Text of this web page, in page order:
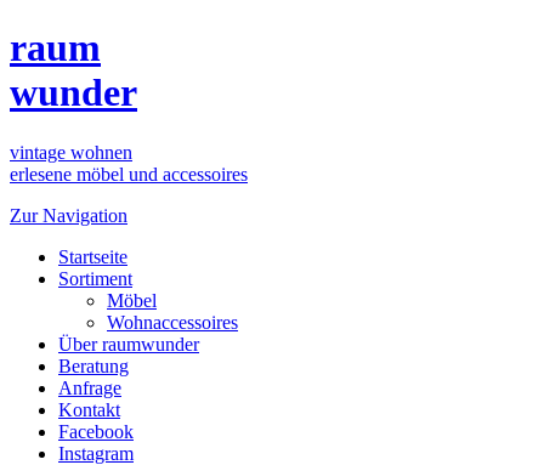
raum
wunder
vintage wohnen
erlesene möbel und accessoires
Zur Navigation
Startseite
Sortiment
Möbel
Wohnaccessoires
Über raumwunder
Beratung
Anfrage
Kontakt
Facebook
Instagram